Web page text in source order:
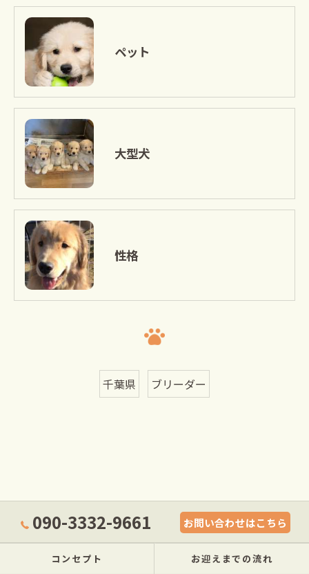
ペット
大型犬
性格
千葉県 ブリーダー
090-3332-9661 お問い合わせはこちら
コンセプト お迎えまでの流れ